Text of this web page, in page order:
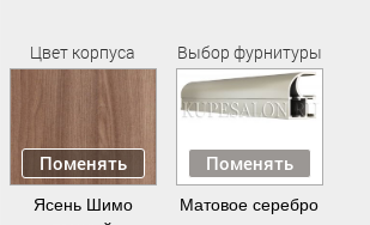
Цвет корпуса
Поменять
Ясень Шимо
Выбор фурнитуры
Поменять
Матовое серебро